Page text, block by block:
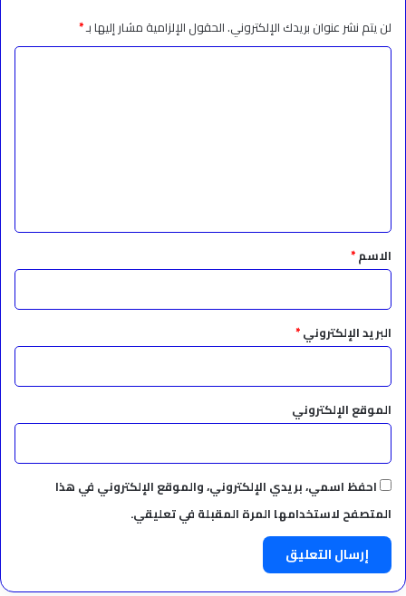
لن يتم نشر عنوان بريدك الإلكتروني.الحقول الإلزامية مشار إليها بـ*
*الاسم*
البريد الإلكتروني*
الموقع الإلكتروني
احفظ اسمي، بريدي الإلكتروني، والموقع الإلكتروني في هذا
المتصفح لاستخدامها المرة المقبلة في تعليقي.